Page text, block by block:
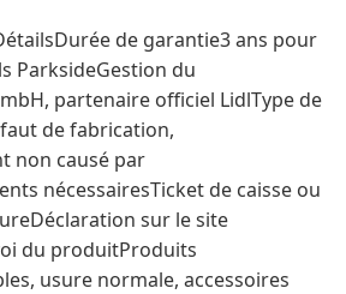
de garantie3 ans pour
ParksideGestion du
partenaire officiel LidlType de
de fabrication,
non causé par
nécessairesTicket de caisse ou
sur le site
du produitProduits
usure normale, accessoires